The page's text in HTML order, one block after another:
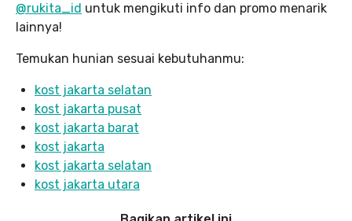
@rukita_id untuk mengikuti info dan promo menarik
lainnya!
Temukan hunian sesuai kebutuhanmu:
kost jakarta selatan
kost jakarta pusat
kost jakarta barat
kost jakarta
kost jakarta selatan
kost jakarta utara